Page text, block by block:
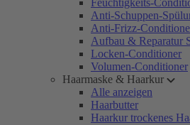
Feuchtigkeits-
Anti-Schuppen-
Anti-Frizz-
Aufbau & Reparatur
Locken-Conditioner
Volumen-Conditioner
Haarmaske & Haarkur
Alle anzeigen
Haarbutter
Haarkur trockenes